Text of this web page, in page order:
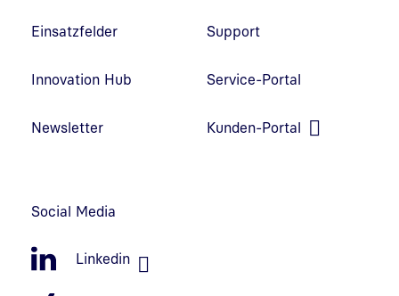
Einsatzfelder
Innovation Hub
Newsletter
Support
Service-Portal
Kunden-Portal
Social Media
Linkedin